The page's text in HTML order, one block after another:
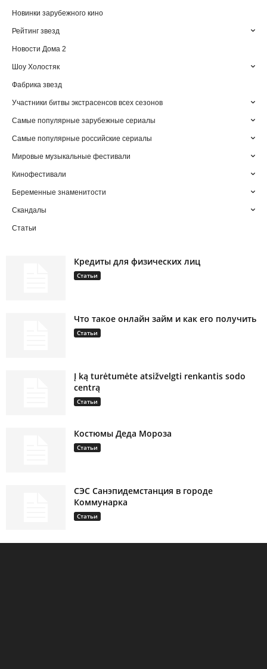
Новинки зарубежного кино
Рейтинг звезд
Новости Дома 2
Шоу Холостяк
Фабрика звезд
Участники битвы экстрасенсов всех сезонов
Самые популярные зарубежные сериалы
Самые популярные российские сериалы
Мировые музыкальные фестивали
Кинофестивали
Беременные знаменитости
Скандалы
Статьи
Кредиты для физических лиц
Статьи
Что такое онлайн займ и как его получить
Статьи
Į ką turėtumėte atsižvelgti renkantis sodo
centrą
Статьи
Костюмы Деда Мороза
Статьи
СЭС Санэпидемстанция в городе
Коммунарка
Статьи